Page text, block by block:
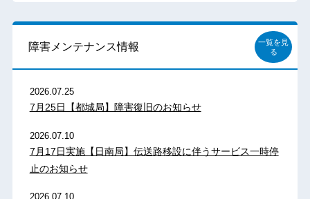
障害メンテナンス情報
一覧を見
る
2026.07.25
7月25日【都城局】障害復旧のお知らせ
2026.07.10
7月17日実施【日南局】伝送路移設に伴うサービス一時停
止のお知らせ
2026.07.10